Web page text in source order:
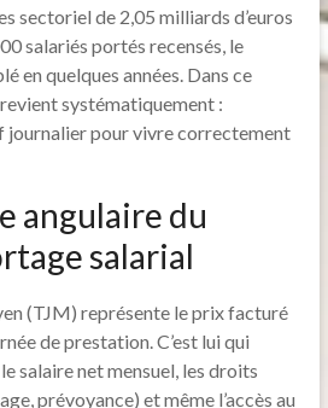
sectoriel de 2,05 milliards d’euros
salariés portés recensés, le
en quelques années. Dans ce
systématiquement :
journalier pour vivre correctement
angulaire du
salarial
(TJM) représente le prix facturé
de prestation. C’est lui qui
salaire net mensuel, les droits
prévoyance) et même l’accès au